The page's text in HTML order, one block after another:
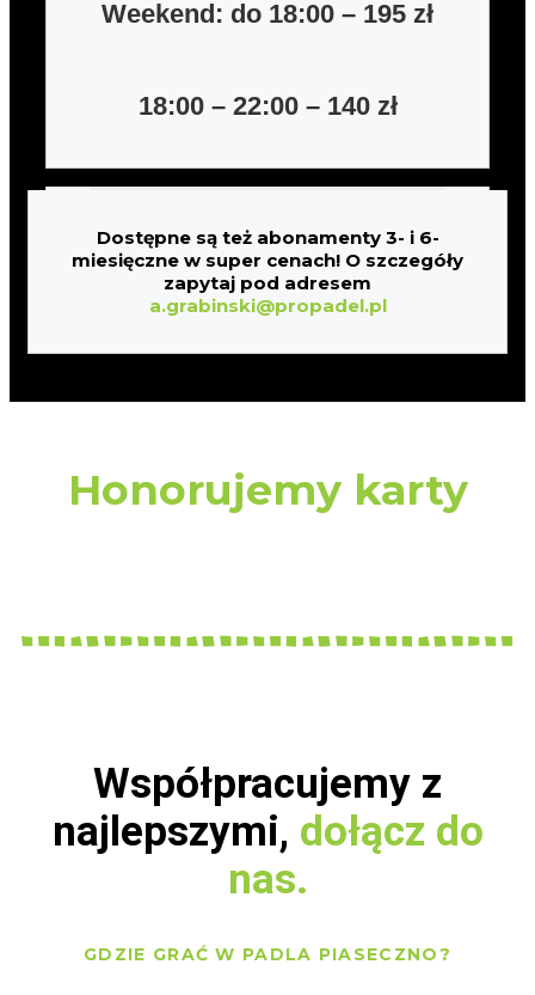
Weekend: do 18:00 – 195 zł
18:00 – 22:00 – 140 zł
Dostępne są też abonamenty 3- i 6-
miesięczne w super cenach! O szczegóły
zapytaj pod adresem
a.grabinski@propadel.pl
Honorujemy karty
Współpracujemy z
najlepszymi, dołącz do
nas.
GDZIE GRAĆ W PADLA PIASECZNO?